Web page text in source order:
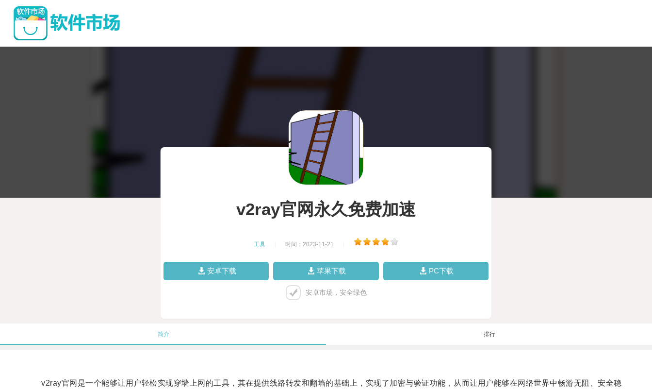
v2ray官网永久免费加速
工具 时间：2023-11-21
安卓下载 苹果下载 PC下载
安卓市场，安全绿色
简介 排行
v2ray官网是一个能够让用户轻松实现穿墙上网的工具，其在提供线路转发和翻墙的基础上，实现了加密与验证功能，从而让用户能够在网络世界中畅游无阻、安全稳